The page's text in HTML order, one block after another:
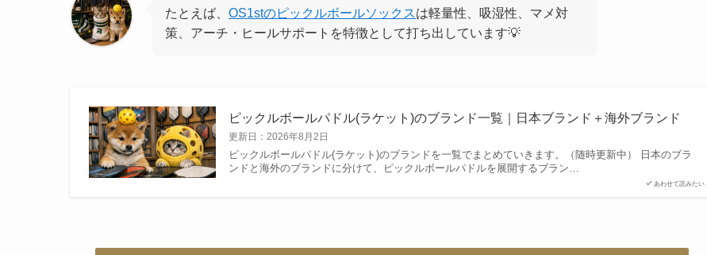
たとえば、 OS1stのピックルボールソックスは軽量性、吸湿性、マメ対
策、アーチ・ヒールサポートを特徴として打ち出しています💡
あわせて読みたい
ピックルボールパドル(ラケット)のブランド一覧｜日本ブランド＋海外ブランド
更新日：2026年8月2日
ピックルボールパドル(ラケット)のブランドを一覧でまとめていきます。（随時更新中） 日本のブラ
ンドと海外のブランドに分けて、ピックルボールパドルを展開するブラン…